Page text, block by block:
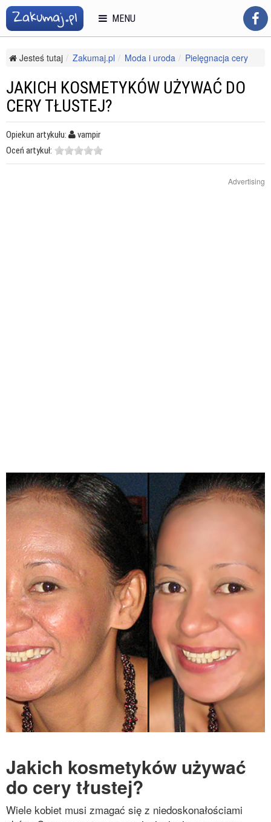
Jesteś tutaj Zakumaj.pl Moda i uroda
Pielęgnacja cery
JAKICH KOSMETYKÓW UŻYWAĆ DO
CERY TŁUSTEJ?
Opiekun artykułu:
vampir
Oceń artykuł:
Advertising
Jakich kosmetyków używać
do cery tłustej?
Wiele kobiet musi zmagać się z niedoskonałościami
MENU